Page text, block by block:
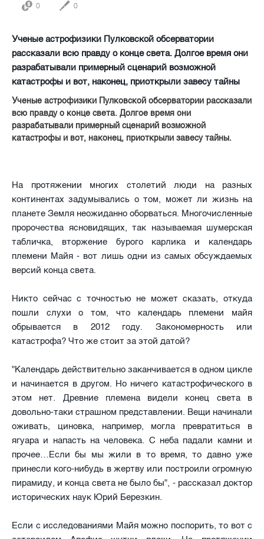
0 0
Ученые астрофизики Пулковской обсерватории
рассказали всю правду о конце света. Долгое время они
разрабатывали примерный сценарий возможной
катастрофы и вот, наконец, приоткрыли завесу тайны
Ученые астрофизики Пулковской обсерватории рассказали
всю правду о конце света. Долгое время они
разрабатывали примерный сценарий возможной
катастрофы и вот, наконец, приоткрыли завесу тайны.
На протяжении многих столетий люди на разных
континентах задумывались о том, может ли жизнь на
планете Земля неожиданно оборваться. Многочисленные
пророчества ясновидящих, так называемая шумерская
табличка, вторжение бурого карлика и календарь
племени Майя - вот лишь одни из самых обсуждаемых
версий конца света.
Никто сейчас с точностью не может сказать, откуда
пошли слухи о том, что календарь племени майя
обрывается в 2012 году. Закономерность или
катастрофа? Что же стоит за этой датой?
"Календарь действительно заканчивается в одном цикле
и начинается в другом. Но ничего катастрофического в
этом нет. Древние племена видели конец света в
довольно-таки страшном представлении. Вещи начинали
оживать, циновка, например, могла превратиться в
ягуара и напасть на человека. С неба падали камни и
прочее…Если бы мы жили в то время, то давно уже
принесли кого-нибудь в жертву или построили огромную
пирамиду, и конца света не было бы", - рассказал доктор
исторических наук Юрий Березкин.
Если с исследованиями Майя можно поспорить, то вот с